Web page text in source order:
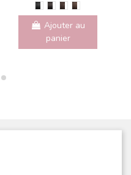
Ajouter au
panier